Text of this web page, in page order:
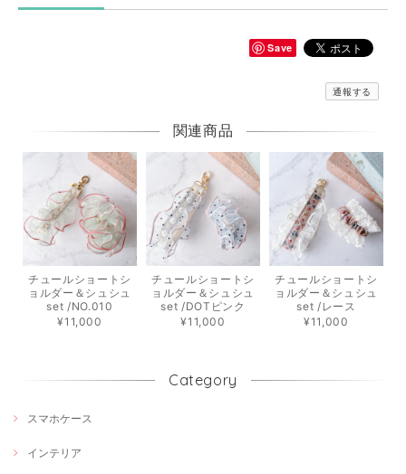
Save
通報する
関連商品
チュールショートシ
ョルダー＆シュシュ
set /NO.010
¥11,000
チュールショートシ
ョルダー＆シュシュ
set /DOTピンク
¥11,000
チュールショートシ
ョルダー＆シュシュ
set /レース
¥11,000
Category
スマホケース
インテリア